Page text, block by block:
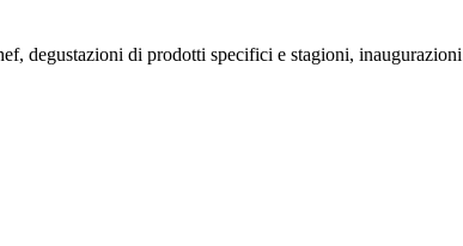
degustazioni di prodotti specifici e stagioni, inaugurazioni